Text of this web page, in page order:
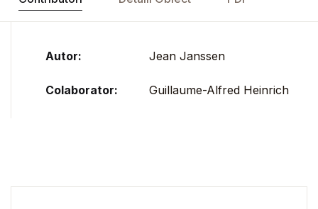
Autor: Jean Janssen
Colaborator: Guillaume-Alfred Heinrich